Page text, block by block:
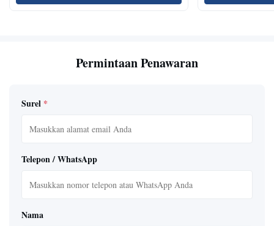
Permintaan Penawaran
Surel *
Telepon / WhatsApp
Nama